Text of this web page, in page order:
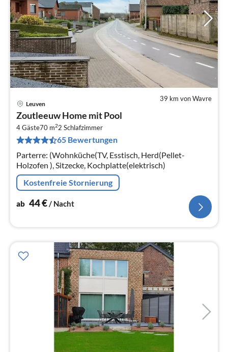
39 km von Wavre
Leuven
Zoutleeuw Home mit Pool
4 Gäste70 m22 Schlafzimmer
65 Bewertungen
Parterre: (Wohnküche(TV, Esstisch, Herd(Pellet-
Holzofen ), Sitzecke, Kochplatte(elektrisch)
Kostenfreie Stornierung
ab 44€/ Nacht